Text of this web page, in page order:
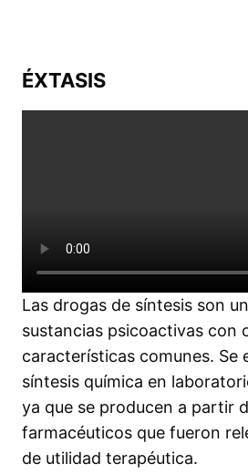
ÉXTASIS
Las drogas de síntesis son
sustancias psicoactivas con
características comunes. Se
síntesis química en
ya que se producen a partir
farmacéuticos que fueron
de utilidad terapéutica.